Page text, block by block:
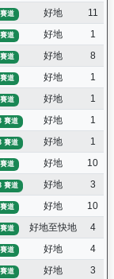
道 好地 11
道 好地 1
道 好地 8
道 好地 1
道 好地 1
賽道 好地 1
賽道 好地 1
道 好地 10
賽道 好地 3
道 好地 10
道 好地至快地 4
道 好地 4
道 好地 3